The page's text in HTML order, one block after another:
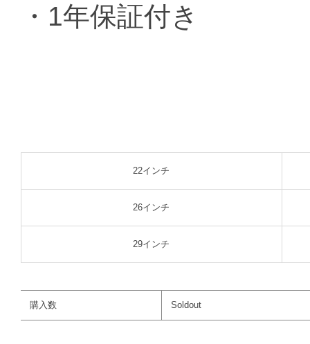
・1年保証付き
22インチ
26インチ
29インチ
購入数 Soldout